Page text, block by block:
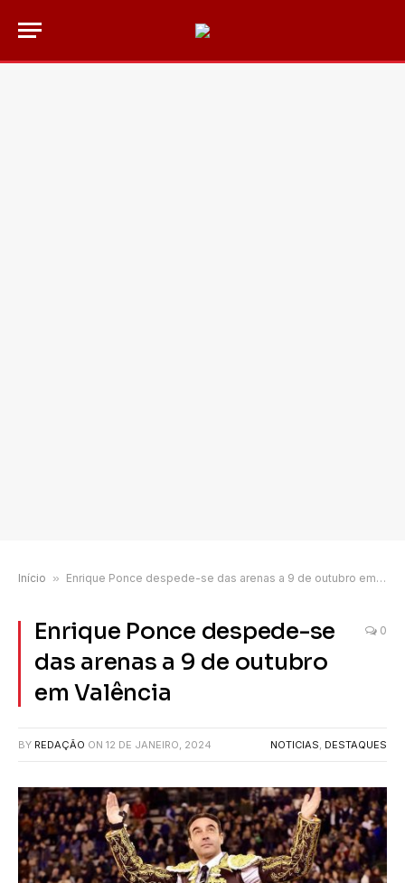
Início » Enrique Ponce despede-se das arenas a 9 de outubro em Valência
Enrique Ponce despede-se
das arenas a 9 de outubro
em Valência
0
BY REDAÇÃO ON 12 DE JANEIRO, 2024 NOTICIAS, DESTAQUES